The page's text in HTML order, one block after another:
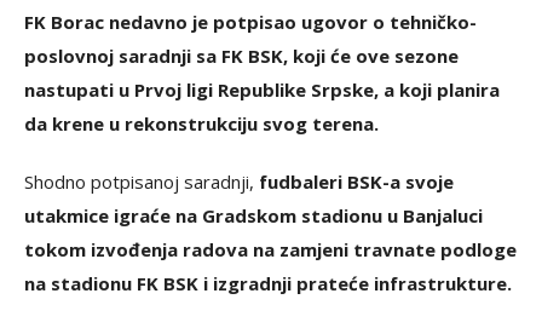
FK Borac nedavno je potpisao ugovor o tehničko-
poslovnoj saradnji sa FK BSK, koji će ove sezone
nastupati u Prvoj ligi Republike Srpske, a koji planira
da krene u rekonstrukciju svog terena.
Shodno potpisanoj saradnji, fudbaleri BSK-a svoje
utakmice igraće na Gradskom stadionu u Banjaluci
tokom izvođenja radova na zamjeni travnate podloge
na stadionu FK BSK i izgradnji prateće infrastrukture.